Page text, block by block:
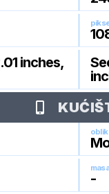
inches,
-